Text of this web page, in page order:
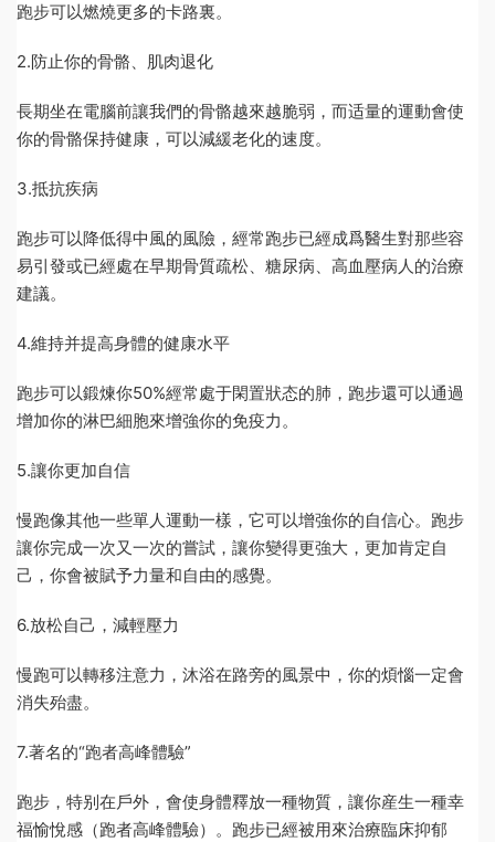
跑步可以燃燒更多的卡路裏。
2.防止你的骨骼、肌肉退化
長期坐在電腦前讓我們的骨骼越來越脆弱，而适量的運動會使
你的骨骼保持健康，可以減緩老化的速度。
3.抵抗疾病
跑步可以降低得中風的風險，經常跑步已經成爲醫生對那些容
易引發或已經處在早期骨質疏松、糖尿病、高血壓病人的治療
建議。
4.維持并提高身體的健康水平
跑步可以鍛煉你50%經常處于閑置狀态的肺，跑步還可以通過
增加你的淋巴細胞來增強你的免疫力。
5.讓你更加自信
慢跑像其他一些單人運動一樣，它可以增強你的自信心。跑步
讓你完成一次又一次的嘗試，讓你變得更強大，更加肯定自
己，你會被賦予力量和自由的感覺。
6.放松自己，減輕壓力
慢跑可以轉移注意力，沐浴在路旁的風景中，你的煩惱一定會
消失殆盡。
7.著名的“跑者高峰體驗”
跑步，特别在戶外，會使身體釋放一種物質，讓你産生一種幸
福愉悅感（跑者高峰體驗）。跑步已經被用來治療臨床抑郁